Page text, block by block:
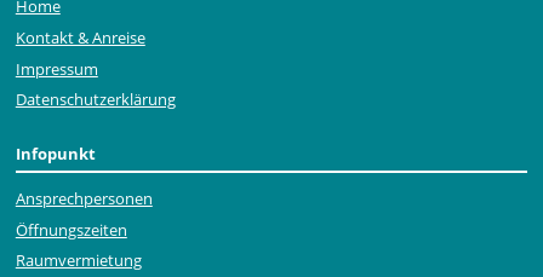
Home
Kontakt & Anreise
Impressum
Datenschutzerklärung
Infopunkt
Ansprechpersonen
Öffnungszeiten
Raumvermietung